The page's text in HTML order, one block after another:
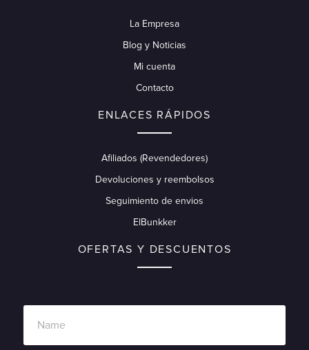
La Empresa
Blog y Noticias
Mi cuenta
Contacto
ENLACES RÁPIDOS
Afiliados (Revendedores)
Devoluciones y reembolsos
Seguimiento de envios
ElBunkker
OFERTAS Y DESCUENTOS